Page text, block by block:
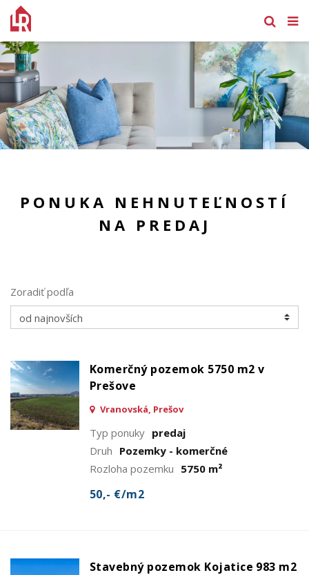
PONUKA NEHNUTEĽNOSTÍ
NA PREDAJ
Zoradiť podľa
Komerčný pozemok 5750 m2 v
Prešove
Vranovská, Prešov
Typ ponuky predaj
Druh Pozemky - komerčné
Rozloha pozemku 5750 m²
50,- €/m2
Stavebný pozemok Kojatice 983 m2